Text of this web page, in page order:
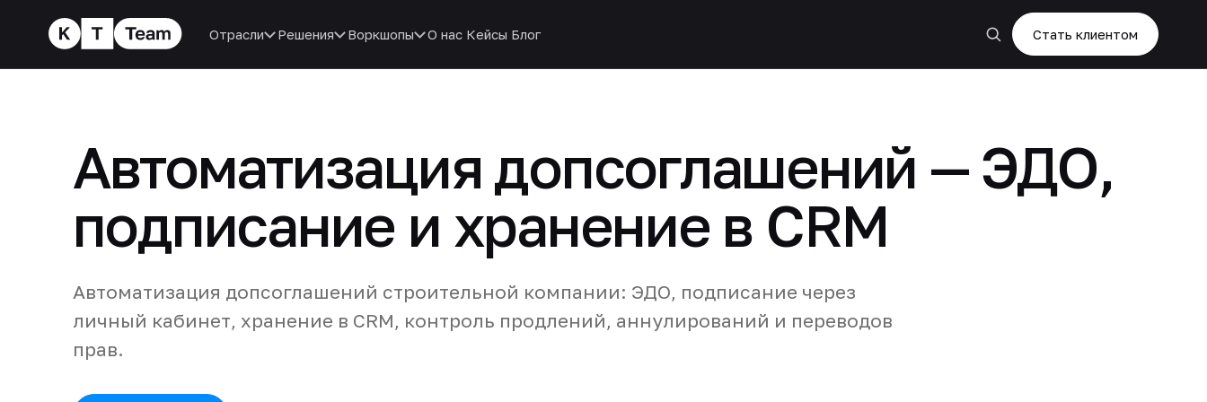
Отрасли Решения Воркшопы О нас Кейсы Блог Стать клиентом
Автоматизация допсоглашений — ЭДО,
подписание и хранение в CRM
Автоматизация допсоглашений строительной компании: ЭДО, подписание через
личный кабинет, хранение в CRM, контроль продлений, аннулирований и переводов
прав.